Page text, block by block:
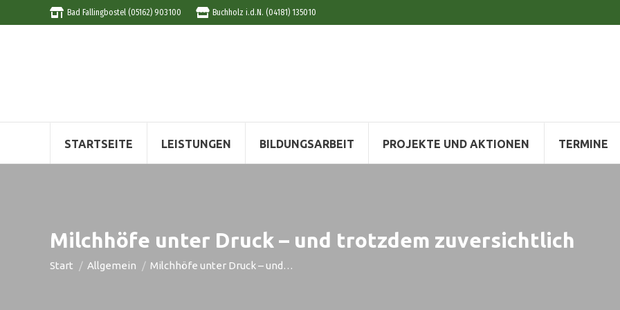
Bad Fallingbostel (05162) 903100 Buchholz i.d.N. (04181) 135010
STARTSEITE LEISTUNGEN BILDUNGSARBEIT PROJEKTE UND AKTIONEN TERMINE
Milchhöfe unter Druck – und trotzdem zuversichtlich
Sie befinden sich hier:
Start Allgemein Milchhöfe unter Druck – und…